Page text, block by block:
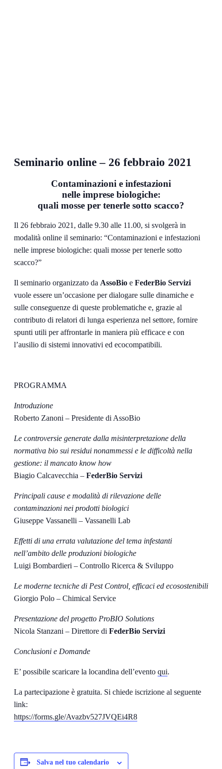
Seminario online – 26 febbraio 2021
Contaminazioni e infestazioni
nelle imprese biologiche:
quali mosse per tenerle sotto scacco?
Il 26 febbraio 2021, dalle 9.30 alle 11.00, si svolgerà in
modalità online il seminario: “Contaminazioni e infestazioni
nelle imprese biologiche: quali mosse per tenerle sotto
scacco?”
Il seminario organizzato da AssoBio e FederBio Servizi
vuole essere un’occasione per dialogare sulle dinamiche e
sulle conseguenze di queste problematiche e, grazie al
contributo di relatori di lunga esperienza nel settore, fornire
spunti utili per affrontarle in maniera più efficace e con
l’ausilio di sistemi innovativi ed ecocompatibili.
PROGRAMMA
Introduzione
Roberto Zanoni – Presidente di AssoBio
Le controversie generate dalla misinterpretazione della
normativa bio sui residui nonammessi e le difficoltà nella
gestione: il mancato know how
Biagio Calcavecchia – FederBio Servizi
Principali cause e modalità di rilevazione delle
contaminazioni nei prodotti biologici
Giuseppe Vassanelli – Vassanelli Lab
Effetti di una errata valutazione del tema infestanti
nell’ambito delle produzioni biologiche
Luigi Bombardieri – Controllo Ricerca & Sviluppo
Le moderne tecniche di Pest Control, efficaci ed ecosostenibili
Giorgio Polo – Chimical Service
Presentazione del progetto ProBIO Solutions
Nicola Stanzani – Direttore di FederBio Servizi
Conclusioni e Domande
E’ possibile scaricare la locandina dell’evento qui.
La partecipazione è gratuita. Si chiede iscrizione al seguente
link:
https://forms.gle/Avazbv527JVQEi4R8
Salva nel tuo calendario